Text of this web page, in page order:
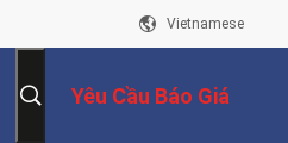
Vietnamese
Yêu Cầu Báo Giá